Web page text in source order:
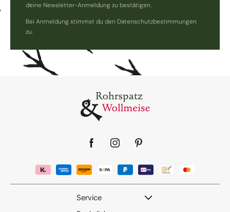
deine Newsletter-Anmeldung zu bestätigen.
Bei Anmeldung stimmst du den Datenschutzbestimmungen
zu.
Facebook
InstagramPinterest
Service